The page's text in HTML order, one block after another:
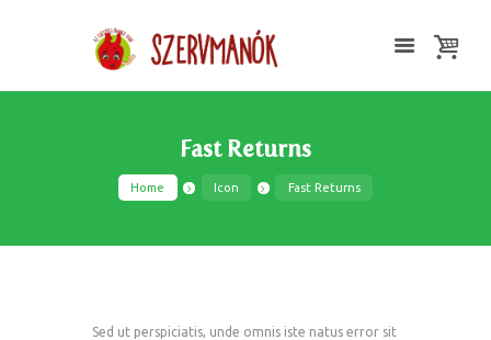
Fast Returns
Home Icon Fast Returns
Sed ut perspiciatis, unde omnis iste natus error sit